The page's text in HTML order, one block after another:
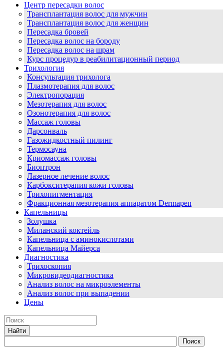
Центр пересадки волос
Трансплантация волос для мужчин
Трансплантация волос для женщин
Пересадка бровей
Пересадка волос на бороду
Пересадка волос на шрам
Курс процедур в реабилитационный период
Трихология
Консультация трихолога
Плазмотерапия для волос
Электропорация
Мезотерапия для волос
Озонотерапия для волос
Массаж головы
Дарсонваль
Газожидкостный пилинг
Термосауна
Криомассаж головы
Биоптрон
Лазерное лечение волос
Карбокситерапия кожи головы
Трихопигментация
Фракционная мезотерапия аппаратом Dermapen
Капельницы
Золушка
Миланский коктейль
Капельница с аминокислотами
Капельница Майерса
Диагностика
Трихоскопия
Микровидеодиагностика
Анализ волос на микроэлементы
Анализ волос при выпадении
Цены